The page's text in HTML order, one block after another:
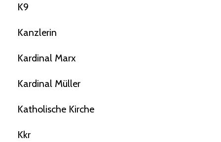
K9
Kanzlerin
Kardinal Marx
Kardinal Müller
Katholische Kirche
Kkr